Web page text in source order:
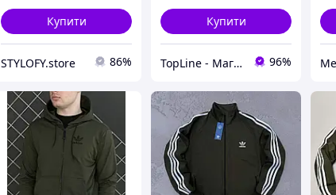
Купити
STYLOFY.store 86%
Купити
TopLine - Магазин крутих товарів 96%